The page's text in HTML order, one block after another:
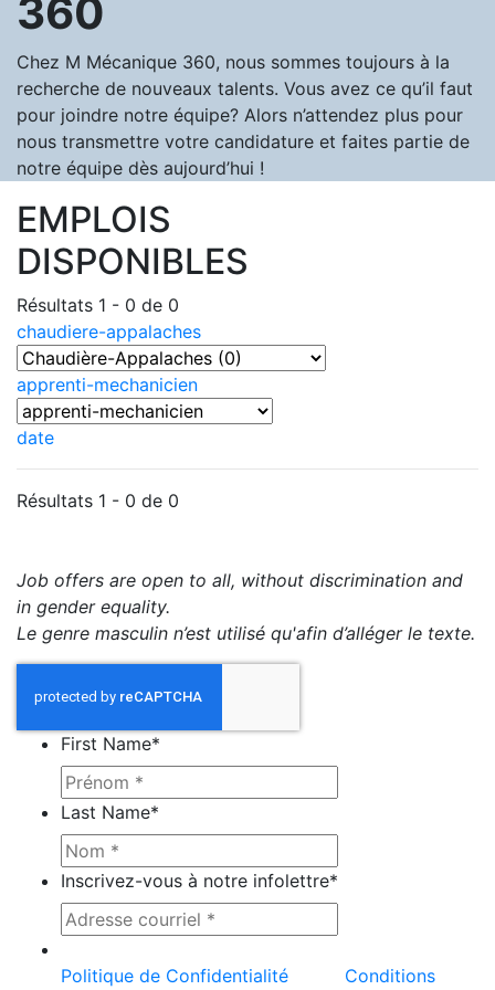
360
Chez M Mécanique 360, nous sommes toujours à la
recherche de nouveaux talents. Vous avez ce qu’il faut
pour joindre notre équipe? Alors n’attendez plus pour
nous transmettre votre candidature et faites partie de
notre équipe dès aujourd’hui !
EMPLOIS
DISPONIBLES
Résultats 1 - 0 de 0
chaudiere-appalaches
apprenti-mechanicien
date
Résultats 1 - 0 de 0
Job offers are open to all, without discrimination and
in gender equality.
Le genre masculin n’est utilisé qu'afin d’alléger le texte.
First Name*
Last Name*
Inscrivez-vous à notre infolettre*
Politique de Confidentialité
Conditions